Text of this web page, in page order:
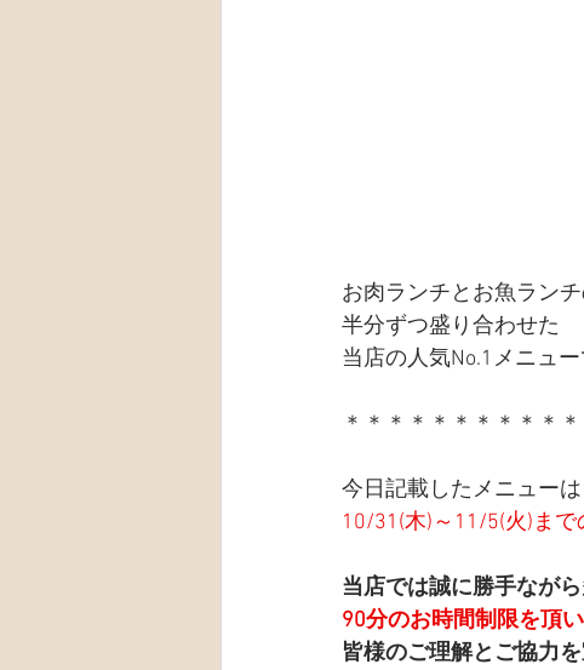
お肉ランチとお魚ラン
半分ずつ盛り合わせた
当店の人気No.1メニュー
＊＊＊＊＊＊＊＊＊＊
今日記載したメニューは
10/31(木)～11/5(火)まで
当店では誠に勝手なが
90分のお時間制限を頂い
皆様のご理解とご協力